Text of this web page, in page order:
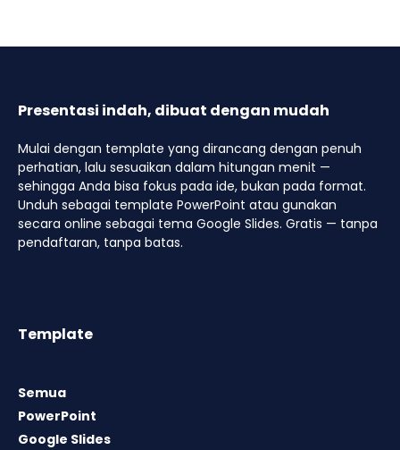
Presentasi indah, dibuat dengan mudah
Mulai dengan template yang dirancang dengan penuh
perhatian, lalu sesuaikan dalam hitungan menit —
sehingga Anda bisa fokus pada ide, bukan pada format.
Unduh sebagai template PowerPoint atau gunakan
secara online sebagai tema Google Slides. Gratis — tanpa
pendaftaran, tanpa batas.
Template
Semua
PowerPoint
Google Slides